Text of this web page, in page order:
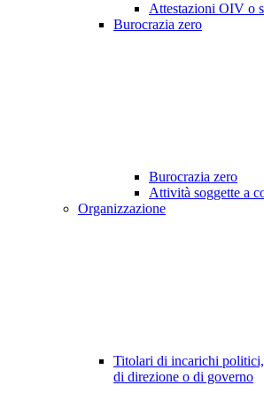
Attestazioni OIV o
Burocrazia zero
Burocrazia zero
Attività soggette a
Organizzazione
Titolari di incarichi
di direzione o di governo